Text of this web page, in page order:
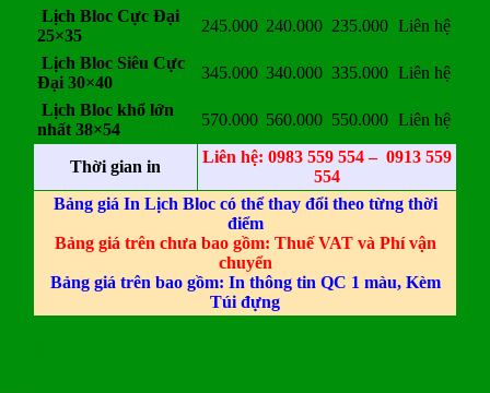
Lịch Bloc Cực Đại
25×35
245.000 240.000 235.000 Liên hệ
Lịch Bloc Siêu Cực
Đại 30×40
345.000 340.000 335.000 Liên hệ
Lịch Bloc khổ lớn
nhất 38×54
570.000 560.000 550.000 Liên hệ
Thời gian in
Liên hệ: 0983 559 554 – 0913 559
554
Bảng giá In Lịch Bloc có thể thay đổi theo từng thời
điểm
Bảng giá trên chưa bao gồm: Thuế VAT và Phí vận
chuyển
Bảng giá trên bao gồm: In thông tin QC 1 màu, Kèm
Túi đựng